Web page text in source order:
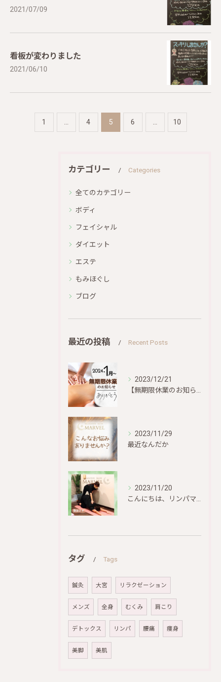
2021/07/09
看板が変わりました
2021/06/10
1 ... 4 5 6 ... 10
カテゴリー Categories
全てのカテゴリー
ボディ
フェイシャル
ダイエット
エステ
もみほぐし
ブログ
最近の投稿 Recent Posts
2023/12/21
2023/11/29
最近なんだか
2023/11/20
タグ Tags
鍼灸 大宮 リラクゼーション
メンズ 全身 むくみ 肩こり
デトックス リンパ 腰痛 痩身
美脚 美肌